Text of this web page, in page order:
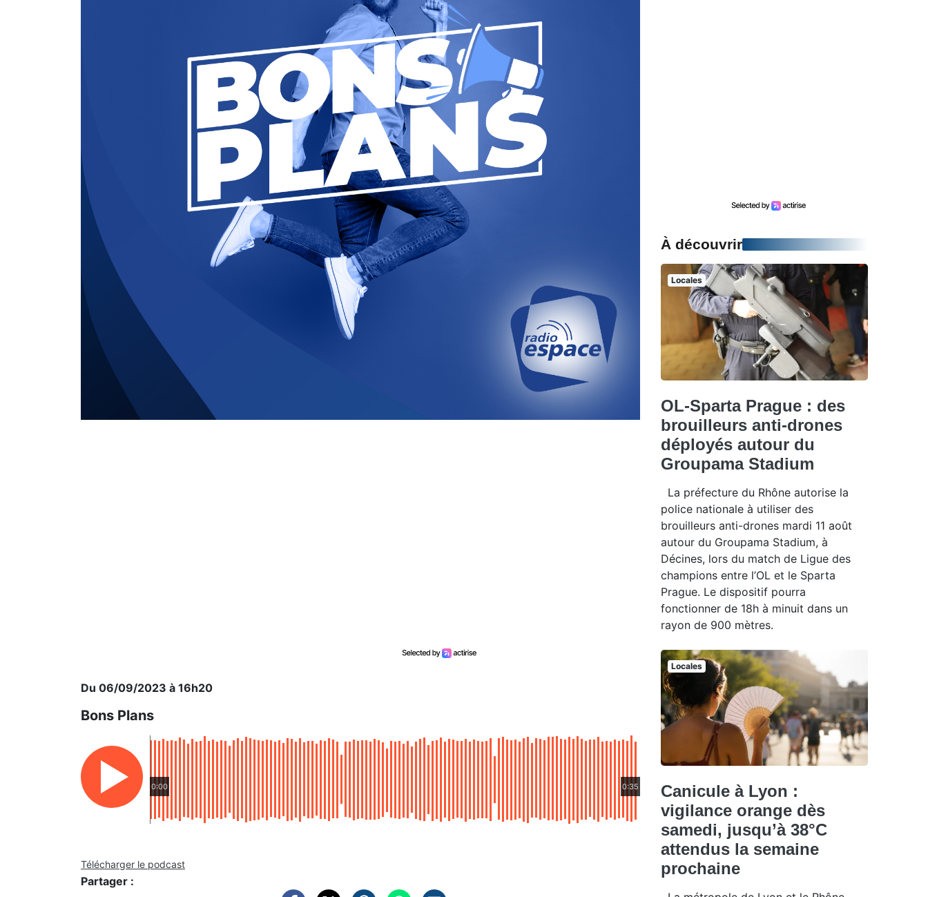
Du 06/09/2023 à 16h20
Bons Plans
0:00 0:35
Télécharger le podcast
Partager :
À découvrir
Locales
OL-Sparta Prague : des
brouilleurs anti-drones
déployés autour du
Groupama Stadium
La préfecture du Rhône autorise la
police nationale à utiliser des
brouilleurs anti-drones mardi 11 août
autour du Groupama Stadium, à
Décines, lors du match de Ligue des
champions entre l’OL et le Sparta
Prague. Le dispositif pourra
fonctionner de 18h à minuit dans un
rayon de 900 mètres.
Locales
Canicule à Lyon :
vigilance orange dès
samedi, jusqu’à 38°C
attendus la semaine
prochaine